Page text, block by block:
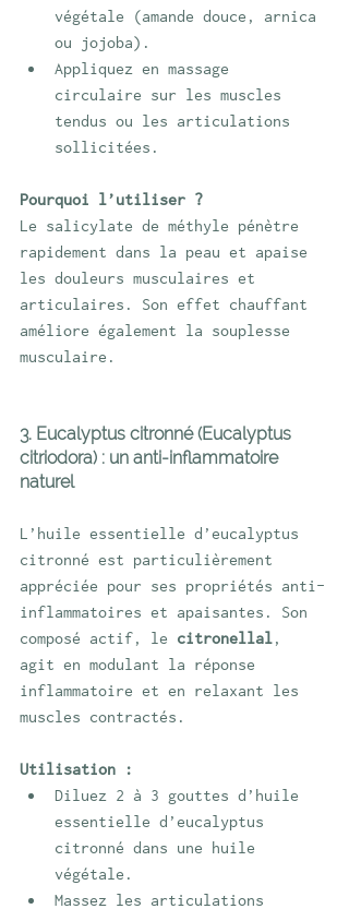
végétale (amande douce, arnica
ou jojoba).
Appliquez en massage
circulaire sur les muscles
tendus ou les articulations
sollicitées.
Pourquoi l’utiliser ?
Le salicylate de méthyle pénètre
rapidement dans la peau et apaise
les douleurs musculaires et
articulaires. Son effet chauffant
améliore également la souplesse
musculaire.
3. Eucalyptus citronné (Eucalyptus
citriodora) : un anti-inflammatoire
naturel
L’huile essentielle d’eucalyptus
citronné est particulièrement
appréciée pour ses propriétés anti-
inflammatoires et apaisantes. Son
composé actif, le citronellal,
agit en modulant la réponse
inflammatoire et en relaxant les
muscles contractés.
Utilisation :
Diluez 2 à 3 gouttes d’huile
essentielle d’eucalyptus
citronné dans une huile
végétale.
Massez les articulations